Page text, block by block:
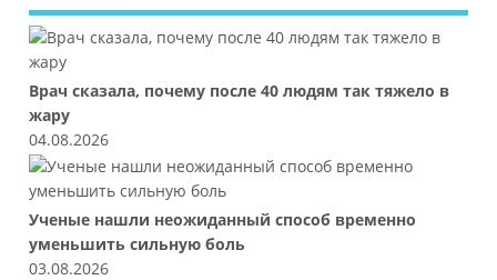
Врач сказала, почему после 40 людям так тяжело в
жару
04.08.2026
Ученые нашли неожиданный способ временно
уменьшить сильную боль
03.08.2026